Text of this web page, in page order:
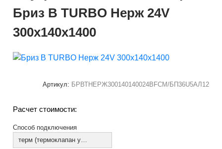
Бриз В TURBO Нерж 24V
300х140х1400
Артикул: БРВТНЕРЖ300140140024ВFCM/БП36U5АЛ12
Расчет стоимости:
Способ подключения
терм (термоклапан установлен)